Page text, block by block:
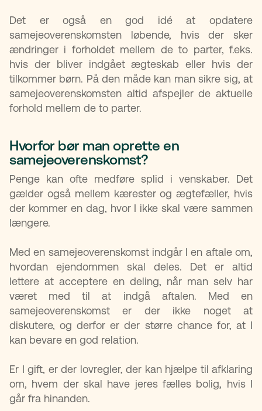
Det er også en god idé at opdatere
samejeoverenskomsten løbende, hvis der sker
ændringer i forholdet mellem de to parter, f.eks.
hvis der bliver indgået ægteskab eller hvis der
tilkommer børn. På den måde kan man sikre sig, at
samejeoverenskomsten altid afspejler de aktuelle
forhold mellem de to parter.
Hvorfor bør man oprette en
samejeoverenskomst?​
Penge kan ofte medføre splid i venskaber. Det
gælder også mellem kærester og ægtefæller, hvis
der kommer en dag, hvor I ikke skal være sammen
længere.
Med en samejeoverenskomst indgår I en aftale om,
hvordan ejendommen skal deles. Det er altid
lettere at acceptere en deling, når man selv har
været med til at indgå aftalen. Med en
samejeoverenskomst er der ikke noget at
diskutere, og derfor er der større chance for, at I
kan bevare en god relation.
Er I gift, er der lovregler, der kan hjælpe til afklaring
om, hvem der skal have jeres fælles bolig, hvis I
går fra hinanden.